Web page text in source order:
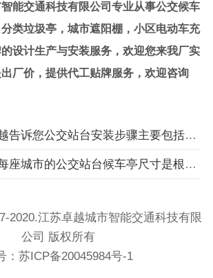
能交通科技有限公司专业从事公交候车
类垃圾亭，城市遮阳棚，小区电动车充
设计生产与安装服务，欢迎您来我厂实
厂价，提供代工贴牌服务，欢迎咨询
上一篇 : 江苏卓越告诉您公交站台安装步骤主要包括哪些？
下一篇 : 你知道每座城市的公交站台候车亭尺寸是根据什么来确定的吗?
2020.江苏卓越城市智能交通科技有限
公司 版权所有
：苏ICP备20045984号-1